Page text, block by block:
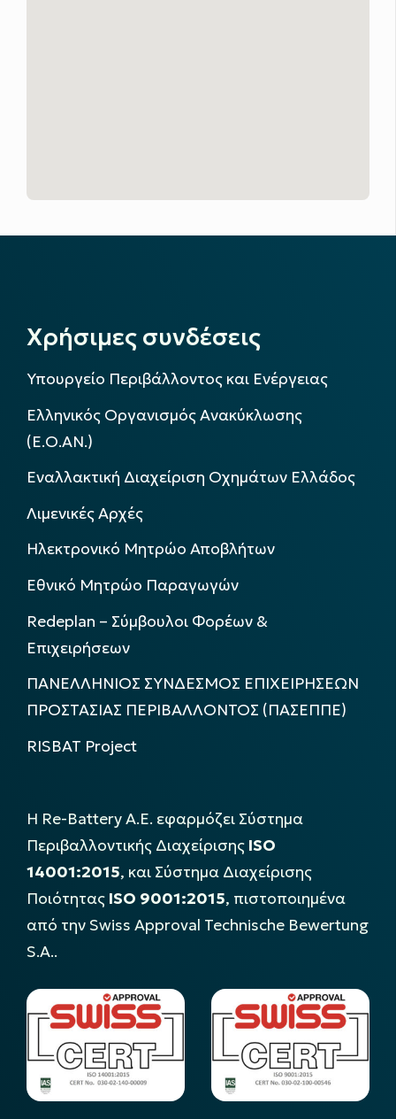
Χρήσιμες συνδέσεις
Υπουργείο Περιβάλλοντος και Ενέργειας
Ελληνικός Οργανισμός Ανακύκλωσης
(Ε.Ο.ΑΝ.)
Εναλλακτική Διαχείριση Οχημάτων Ελλάδος
Λιμενικές Αρχές
Ηλεκτρονικό Μητρώο Αποβλήτων
Εθνικό Μητρώο Παραγωγών
Redeplan – Σύμβουλοι Φορέων &
Επιχειρήσεων
ΠΑΝΕΛΛΗΝΙΟΣ ΣΥΝΔΕΣΜΟΣ ΕΠΙΧΕΙΡΗΣΕΩΝ
ΠΡΟΣΤΑΣΙΑΣ ΠΕΡΙΒΑΛΛΟΝΤΟΣ (ΠΑΣΕΠΠΕ)
RISBAT Project
Η Re-Battery Α.Ε. εφαρμόζει Σύστημα
Περιβαλλοντικής Διαχείρισης ISO
14001:2015, και Σύστημα Διαχείρισης
Ποιότητας ISO 9001:2015, πιστοποιημένα
από την Swiss Approval Technische Bewertung
S.A..